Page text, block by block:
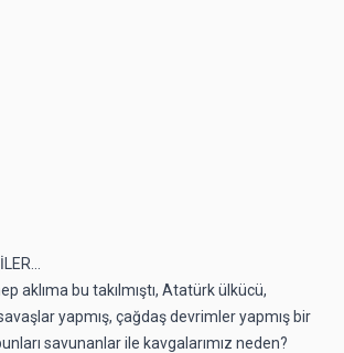
aklıma bu takılmıştı, Atatürk ülkücü,
yapmış, çağdaş devrimler yapmış bir
savunanlar ile kavgalarımız neden?